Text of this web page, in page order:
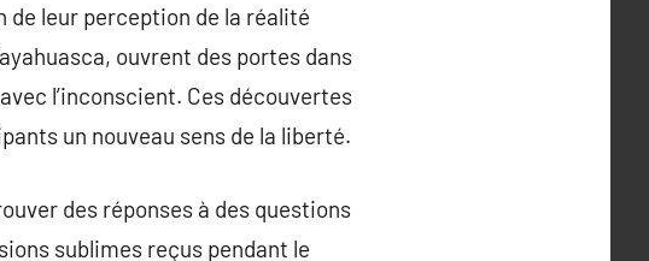
de leur perception de la réalité
ouvrent des portes dans
l’inconscient. Ces découvertes
un nouveau sens de la liberté.
des réponses à des questions
sublimes reçus pendant le